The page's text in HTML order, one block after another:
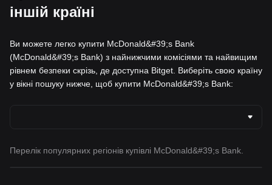
іншій країні
Ви можете легко купити McDonald&#39;s Bank
(McDonald&#39;s Bank) з найнижчими комісіями та найвищим
рівнем безпеки скрізь, де доступна Bitget. Виберіть свою країну
у вікні пошуку нижче, щоб купити McDonald&#39;s Bank:
Перелік популярних регіонів купівлі McDonald&#39;s Bank.